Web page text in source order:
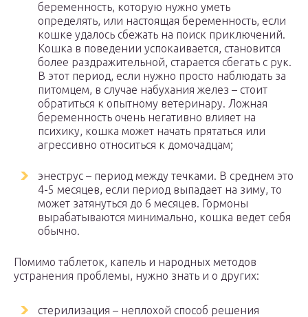
беременность, которую нужно уметь
определять, или настоящая беременность, если
кошке удалось сбежать на поиск приключений.
Кошка в поведении успокаивается, становится
более раздражительной, старается сбегать с рук.
В этот период, если нужно просто наблюдать за
питомцем, в случае набухания желез – стоит
обратиться к опытному ветеринару. Ложная
беременность очень негативно влияет на
психику, кошка может начать прятаться или
агрессивно относиться к домочадцам;
энеструс – период между течками. В среднем это
4-5 месяцев, если период выпадает на зиму, то
может затянуться до 6 месяцев. Гормоны
вырабатываются минимально, кошка ведет себя
обычно.
Помимо таблеток, капель и народных методов
устранения проблемы, нужно знать и о других:
стерилизация – неплохой способ решения